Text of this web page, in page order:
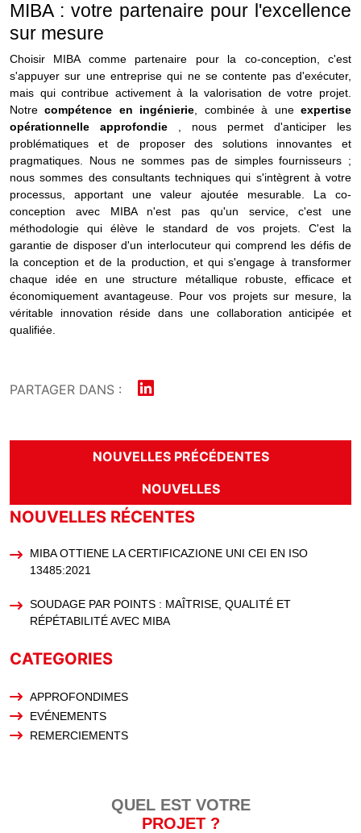
MIBA : votre partenaire pour l'excellence
sur mesure
Choisir MIBA comme partenaire pour la co-conception, c'est
s'appuyer sur une entreprise qui ne se contente pas d'exécuter,
mais qui contribue activement à la valorisation de votre projet.
Notrecompétence en ingénierie , combinée à uneexpertise
opérationnelle approfondie , nous permet d'anticiper les
problématiques et de proposer des solutions innovantes et
pragmatiques. Nous ne sommes pas de simples fournisseurs ;
nous sommes des consultants techniques qui s'intègrent à votre
processus, apportant une valeur ajoutée mesurable.
La co-
conception avec MIBA n'est pas qu'un service, c'est une
méthodologie qui élève le standard de vos projets. C'est la
garantie de disposer d'un interlocuteur qui comprend les défis de
la conception et de la production, et qui s'engage à transformer
chaque idée en une structure métallique robuste, efficace et
économiquement avantageuse. Pour vos projets sur mesure, la
véritable innovation réside dans une collaboration anticipée et
qualifiée.
PARTAGER DANS :
NOUVELLES PRÉCÉDENTES
NOUVELLES
NOUVELLES RÉCENTES
MIBA OTTIENE LA CERTIFICAZIONE UNI CEI EN ISO
13485:2021
SOUDAGE PAR POINTS : MAÎTRISE, QUALITÉ ET
RÉPÉTABILITÉ AVEC MIBA
CATEGORIES
APPROFONDIMES
EVÉNEMENTS
REMERCIEMENTS
QUEL EST VOTRE
PROJET ?